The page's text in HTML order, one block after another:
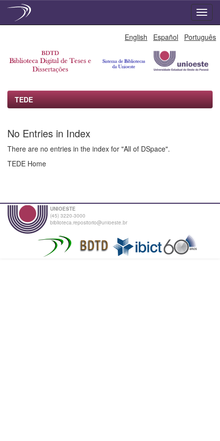
English Español Português
TEDE
No Entries in Index
There are no entries in the index for "All of DSpace".
TEDE Home
UNIOESTE
(45) 3220-3000
biblioteca.repositorio@unioeste.br